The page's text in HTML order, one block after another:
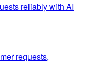
reliably with AI
requests,